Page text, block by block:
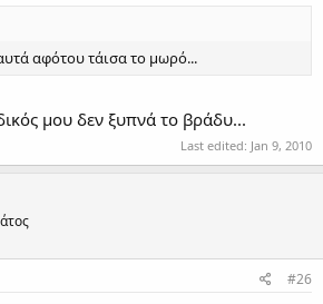
αφότου τάισα το μωρό...
μου δεν ξυπνά το βράδυ...
Last edited: Jan 9, 2010
#26